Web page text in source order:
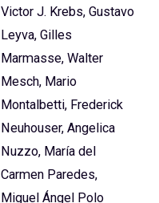
Victor J. Krebs, Gustavo
Leyva, Gilles
Marmasse, Walter
Mesch, Mario
Montalbetti, Frederick
Neuhouser, Angelica
Nuzzo, María del
Carmen Paredes,
Miguel Ángel Polo